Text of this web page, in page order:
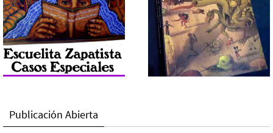
Publicación Abierta